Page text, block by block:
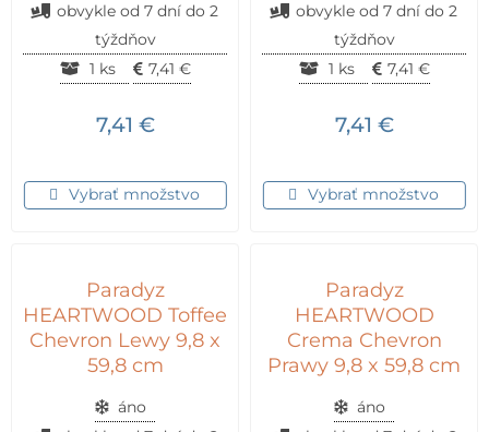
obvykle od 7 dní do 2
týždňov
1 ks
7,41 €
7,41 €
Vybrať množstvo
obvykle od 7 dní do 2
týždňov
1 ks
7,41 €
7,41 €
Vybrať množstvo
Paradyz
HEARTWOOD Toffee
Chevron Lewy 9,8 x
59,8 cm
áno
Paradyz
HEARTWOOD
Crema Chevron
Prawy 9,8 x 59,8 cm
áno